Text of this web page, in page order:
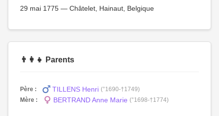
29 mai 1775 — Châtelet, Hainaut, Belgique
👨‍👩‍👧 Parents
Père : TILLENS Henri (°1690-†1749)
Mère :
BERTRAND Anne Marie (°1698-†1774)